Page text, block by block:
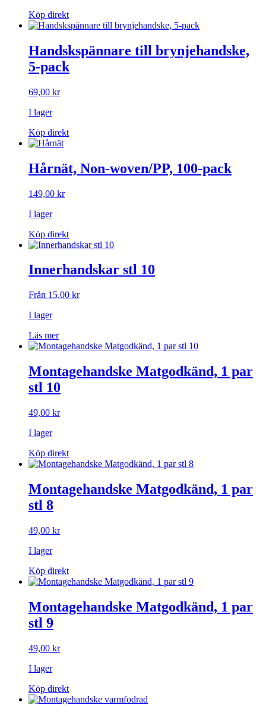
259,00 kr.
Köp direkt
Handskspännare till brynjehandske,
5-pack
69,00 kr
I lager
Köp direkt
Hårnät, Non-woven/PP, 100-pack
149,00 kr
I lager
Köp direkt
Innerhandskar stl 10
Från 15,00 kr
I lager
Läs merDen
här
har
flera
varianter.
olika
alternativen
på
produktsidan
Montagehandske Matgodkänd, 1 par
stl 10
49,00 kr
I lager
Köp direkt
Montagehandske Matgodkänd, 1 par
stl 8
49,00 kr
I lager
Köp direkt
Montagehandske Matgodkänd, 1 par
stl 9
49,00 kr
I lager
Köp direkt